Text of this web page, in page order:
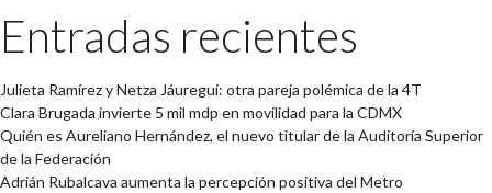
Entradas recientes
Julieta Ramírez y Netza Jáuregui: otra pareja polémica de la 4T
Clara Brugada invierte 5 mil mdp en movilidad para la CDMX
Quién es Aureliano Hernández, el nuevo titular de la Auditoría Superior
de la Federación
Adrián Rubalcava aumenta la percepción positiva del Metro